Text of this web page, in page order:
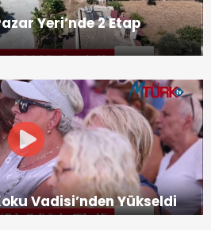
Yeri’nde 2 Etap
Vadisi’nden Yükseldi